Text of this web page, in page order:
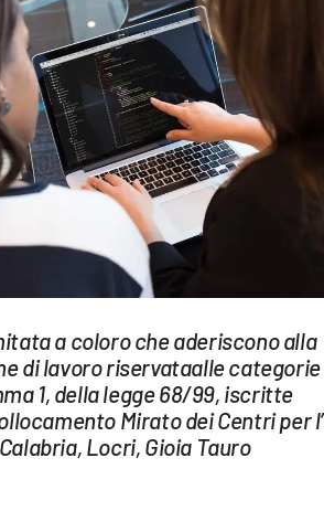
a coloro che aderiscono alla
di lavoro riservataalle categorie
1, della legge 68/99, iscritte
Mirato dei Centri per l’
Locri, Gioia Tauro